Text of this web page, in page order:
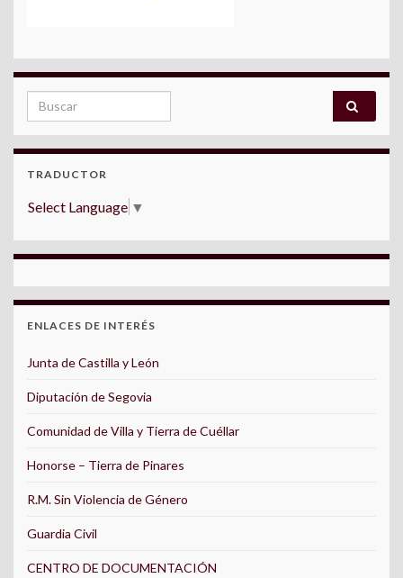
Search for:
TRADUCTOR
Select Language ▼
ENLACES DE INTERÉS
Junta de Castilla y León
Diputación de Segovia
Comunidad de Villa y Tierra de Cuéllar
Honorse – Tierra de Pinares
R.M. Sin Violencia de Género
Guardia Civil
CENTRO DE DOCUMENTACIÓN